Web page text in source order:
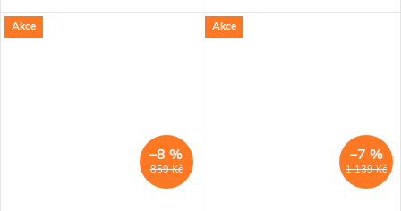
vč. přívodních flexibilních hadic.
designu a kvality provedení za
příznivou cenu. Série:
Akce
859 Kč
–8 %
Akce
1 139 Kč
–7 %